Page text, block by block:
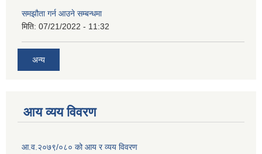
समझौता गर्न आउने सम्बन्धमा
मिति: 07/21/2022 - 11:32
अन्य
आय व्यय विवरण
आ.व.२०७९/०८० को आय र व्यय विवरण